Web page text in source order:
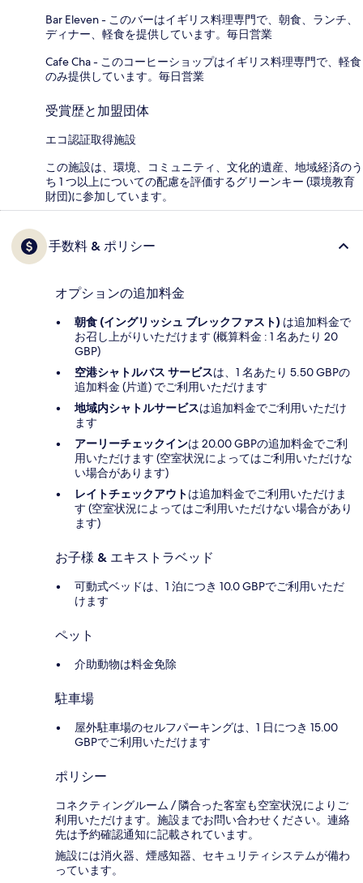
Bar Eleven - このバーはイギリス料理専門で、朝食、ランチ、
ディナー、軽食を提供しています。毎日営業
Cafe Cha - このコーヒーショップはイギリス料理専門で、軽食
のみ提供しています。毎日営業
受賞歴と加盟団体
エコ認証取得施設
この施設は、環境、コミュニティ、文化的遺産、地域経済のう
ち 1 つ以上についての配慮を評価するグリーンキー (環境教育
財団)に参加しています。
手数料 & ポリシー
オプションの追加料金
朝食 (イングリッシュ ブレックファスト) は追加料金で
お召し上がりいただけます (概算料金 : 1 名あたり 20
GBP)
空港シャトルバス サービスは、1 名あたり 5.50 GBPの
追加料金 (片道) でご利用いただけます
地域内シャトルサービスは追加料金でご利用いただけ
ます
アーリーチェックインは 20.00 GBPの追加料金でご利
用いただけます (空室状況によってはご利用いただけな
い場合があります)
レイトチェックアウトは追加料金でご利用いただけま
す (空室状況によってはご利用いただけない場合があり
ます)
お子様 & エキストラベッド
可動式ベッドは、1 泊につき 10.0 GBPでご利用いただ
けます
ペット
介助動物は料金免除
駐車場
屋外駐車場のセルフパーキングは、1 日につき 15.00
GBPでご利用いただけます
ポリシー
コネクティングルーム / 隣合った客室も空室状況によりご
利用いただけます。施設までお問い合わせください。連絡
先は予約確認通知に記載されています。
施設には消火器、煙感知器、セキュリティシステムが備わ
っています。